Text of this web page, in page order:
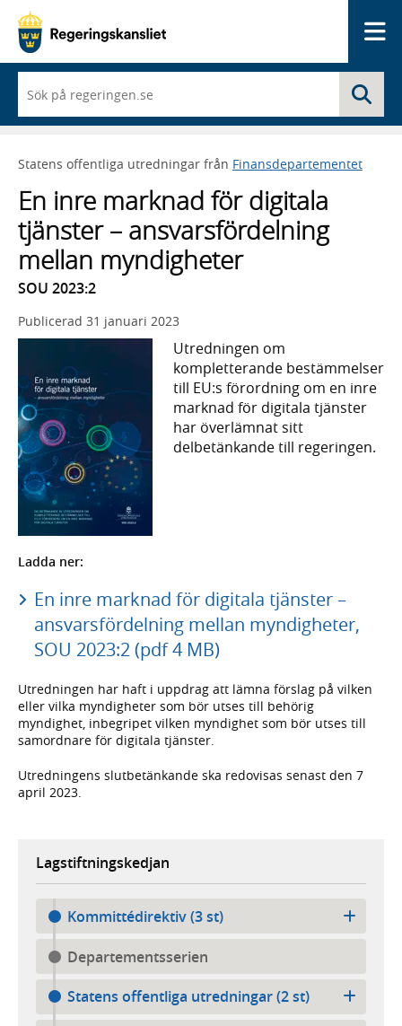
du
börjar
skriva
framträder
lista
med
sökförslag
Statens offentliga utredningar från Finansdepartementet
En inre marknad för digitala
tjänster – ansvarsfördelning
mellan myndigheter
SOU 2023:2
Publicerad 31 januari 2023
Utredningen om
kompletterande bestämmelser
till EU:s förordning om en inre
marknad för digitala tjänster
har överlämnat sitt
delbetänkande till regeringen.
Ladda ner:
En inre marknad för digitala tjänster –
ansvarsfördelning mellan myndigheter,
SOU 2023:2 (pdf 4 MB)
Utredningen har haft i uppdrag att lämna förslag på vilken
eller vilka myndigheter som bör utses till behörig
myndighet, inbegripet vilken myndighet som bör utses till
samordnare för digitala tjänster.
Utredningens slutbetänkande ska redovisas senast den 7
april 2023.
Lagstiftningskedjan
Kommittédirektiv (3 st)
Departementsserien
Statens offentliga utredningar (2 st)